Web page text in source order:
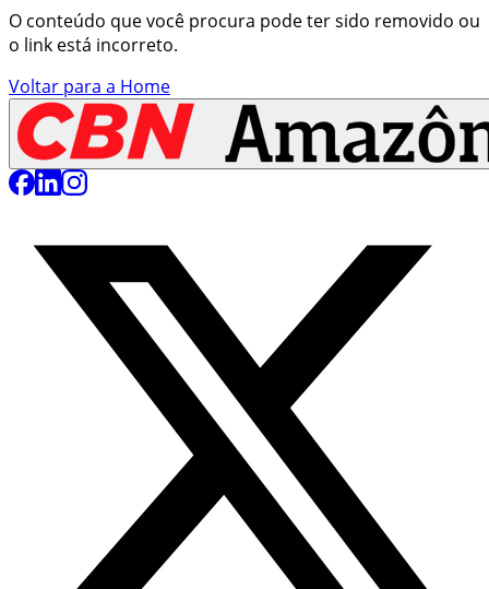
O conteúdo que você procura pode ter sido removido ou
o link está incorreto.
Voltar para a Home